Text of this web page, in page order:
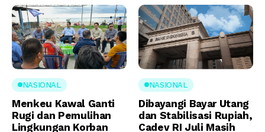
NASIONAL
Menkeu Kawal Ganti
Rugi dan Pemulihan
Lingkungan Korban
NASIONAL
Dibayangi Bayar Utang
dan Stabilisasi Rupiah,
Cadev RI Juli Masih